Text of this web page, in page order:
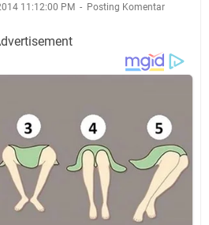
11:12:00 PM Posting Komentar